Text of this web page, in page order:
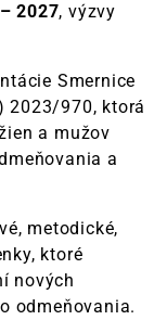
2027, výzvy
Smernice
2023/970, ktorá
a mužov
a
metodické,
ktoré
nových
odmeňovania.